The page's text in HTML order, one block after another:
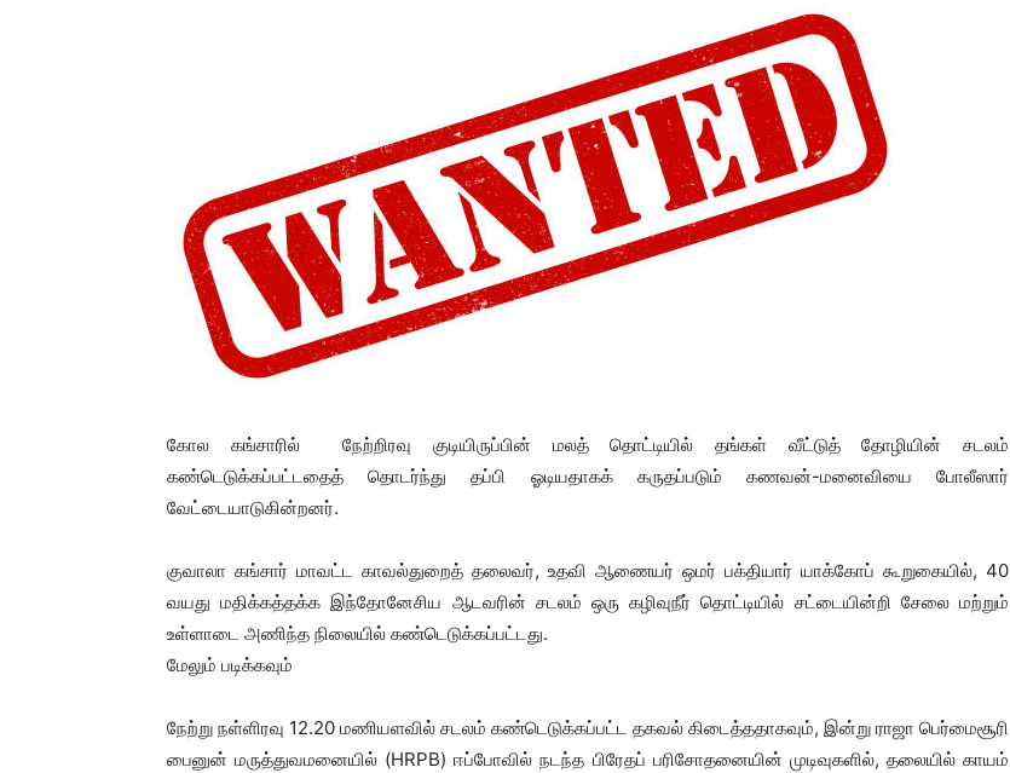
கோல கங்சாரில் நேற்றிரவு குடியிருப்பின் மலத் தொட்டியில் தங்கள் வீட்டுத் தோழியின் சடலம்
கண்டெடுக்கப்பட்டதைத் தொடர்ந்து தப்பி ஓடியதாகக் கருதப்படும் கணவன்-மனைவியை போலீஸார்
வேட்டையாடுகின்றனர்.
குவாலா கங்சார் மாவட்ட காவல்துறைத் தலைவர், உதவி ஆணையர் ஒமர் பக்தியார் யாக்கோப் கூறுகையில், 40
வயது மதிக்கத்தக்க இந்தோனேசிய ஆடவரின் சடலம் ஒரு கழிவுநீர் தொட்டியில் சட்டையின்றி சேலை மற்றும்
உள்ளாடை அணிந்த நிலையில் கண்டெடுக்கப்பட்டது.
மேலும் படிக்கவும்
நேற்று நள்ளிரவு 12.20 மணியளவில் சடலம் கண்டெடுக்கப்பட்ட தகவல் கிடைத்ததாகவும், இன்று ராஜா பெர்மைசூரி
பைனுன் மருத்துவமனையில் (HRPB) ஈப்போவில் நடந்த பிரேதப் பரிசோதனையின் முடிவுகளில், தலையில் காயம்